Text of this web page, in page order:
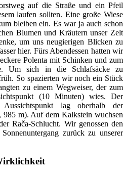
auf die Straße und ein Pfeil
laufen sollten. Eine große Wiese
bleiben ein. Es war ja auch schon
Blumen und Kräutern unser Zelt
um uns neugierigen Blicken zu
hier. Fürs Abendessen hatten wir
Polenta mit Schinken und zum
Um sich in die Schlafsäcke zu
So spazierten wir noch ein Stück
zu einem Wegweiser, der zum
(10 Minuten) wies. Der
lag oberhalb der
985 m). Auf dem Kalkstein wuchsen
Rača-Schlucht. Wir genossen den
zurück zu unserer